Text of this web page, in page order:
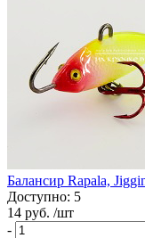
Балансир Rapala,
Доступно: 5
14 руб. /шт
-